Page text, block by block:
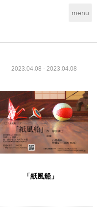
T
g
n
v
i
g
a
t
o
menu
2023.04.08 - 2023.04.08
「紙風船」